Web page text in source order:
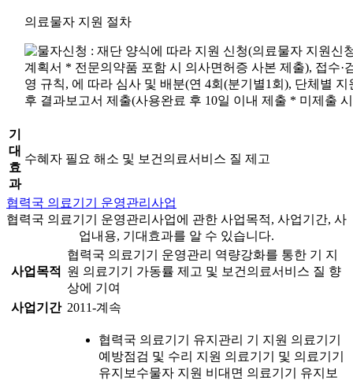
의료물자 지원 절차
기
대
효
과
수혜자 필요 해소 및 보건의료서비스 질 제고
협력국 의료기기 운영관리사업
협력국 의료기기 운영관리사업에 관한 사업목적, 사업기간, 사
업내용, 기대효과를 알 수 있습니다.
사업목적
협력국 의료기기 운영관리 역량강화를 통한 기 지
원 의료기기 가동률 제고 및 보건의료서비스 질 향
상에 기여
사업기간 2011-계속
협력국 의료기기 유지관리 기 지원 의료기기
예방점검 및 수리 지원 의료기기 및 의료기기
유지보수물자 지원 비대면 의료기기 유지보